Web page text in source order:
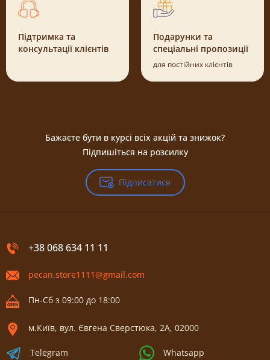
Підтримка та
консультації клієнтів
Подарунки та
спеціальні пропозиції
для постійних клієнтів
Бажаєте бути в курсі всіх акцій та знижок?
Підпишіться на розсилку
Підписатися
+38 068 634 11 11
pecan.store1111@gmail.com
Пн-Сб з 09:00 до 18:00
м.Київ, вул. Євгена Сверстюка, 2А, 02000
Telegram Whatsapp